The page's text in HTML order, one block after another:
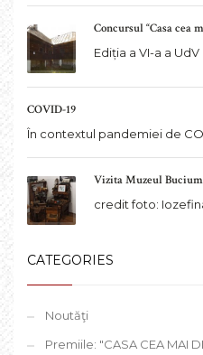
Concursul “Casa cea
Ediția a VI-a a
COVID-19
În contextul pandemiei de
Vizita Muzeul
credit foto: Iozefina
CATEGORIES
Noutăţi
Premiile: "CASA CEA MAI